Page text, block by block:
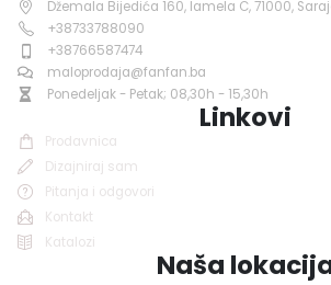
Džemala Bijedića 160, lamela C, 71000,
+38733788090
+38766587474
maloprodaja@fanfan.ba
Ponedeljak - Petak; 08,30h - 15,30h
Linkovi
Prodavnica
Dizajniraj sam
Pitanja i odgovori
Kontakt
Katalozi
Naša